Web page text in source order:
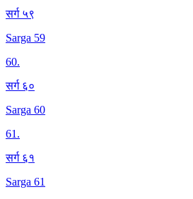
सर्ग ५९
Sarga 59
60.
सर्ग ६०
Sarga 60
61.
सर्ग ६१
Sarga 61